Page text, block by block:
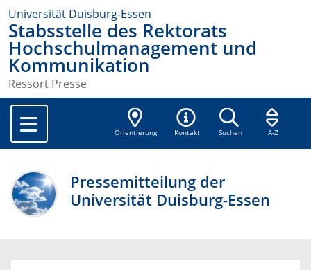
Universität Duisburg-Essen
Stabsstelle des Rektorats
Hochschulmanagement und
Kommunikation
Ressort Presse
Orientierung Kontakt Suchen A-Z
Pressemitteilung der
Universität Duisburg-Essen